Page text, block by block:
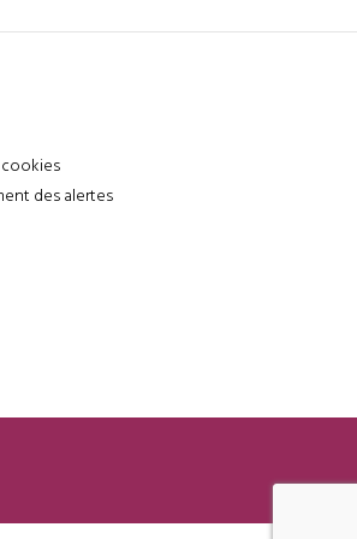
des alertes